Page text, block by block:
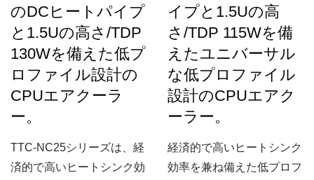
のDCヒートパイプ
と1.5Uの高さ/TDP
130Wを備えた低プ
ロファイル設計の
CPUエアクーラ
ー。
TTC-NC25シリーズは、経
済的で高いヒートシンク効
イプと1.5Uの高
さ/TDP 115Wを備
えたユニバーサル
な低プロファイル
設計のCPUエアク
ーラー。
経済的で高いヒートシンク
効率を兼ね備えた低プロフ